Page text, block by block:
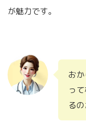
が魅力です。
お
っ
る